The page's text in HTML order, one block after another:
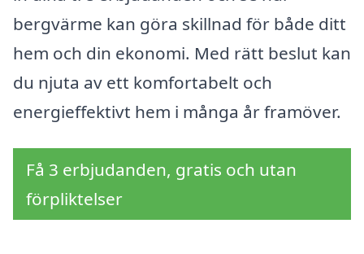
bergvärme kan göra skillnad för både ditt
hem och din ekonomi. Med rätt beslut kan
du njuta av ett komfortabelt och
energieffektivt hem i många år framöver.
Få 3 erbjudanden, gratis och utan
förpliktelser